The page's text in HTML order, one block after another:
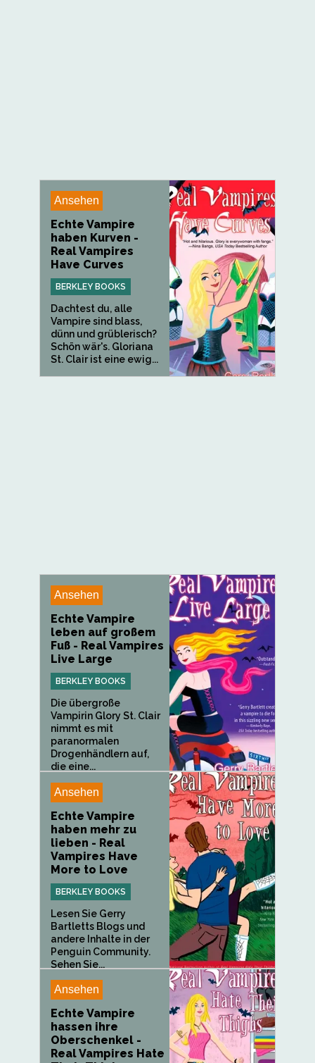
Ansehen
Echte Vampire
haben Kurven -
Real Vampires
Have Curves
BERKLEY BOOKS
Dachtest du, alle
Vampire sind blass,
dünn und grüblerisch?
Schön wär's. Gloriana
St. Clair ist eine ewig...
Ansehen
Echte Vampire
leben auf großem
Fuß - Real Vampires
Live Large
BERKLEY BOOKS
Die übergroße
Vampirin Glory St. Clair
nimmt es mit
paranormalen
Drogenhändlern auf,
die eine...
Ansehen
Echte Vampire
haben mehr zu
lieben - Real
Vampires Have
More to Love
BERKLEY BOOKS
Lesen Sie Gerry
Bartletts Blogs und
andere Inhalte in der
Penguin Community.
Sehen Sie...
Ansehen
Echte Vampire
hassen ihre
Oberschenkel -
Real Vampires Hate